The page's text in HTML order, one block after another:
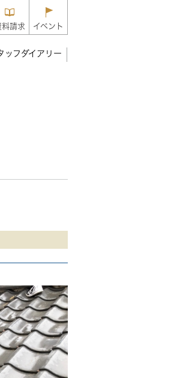
料請求 イベント
ッフダイアリー